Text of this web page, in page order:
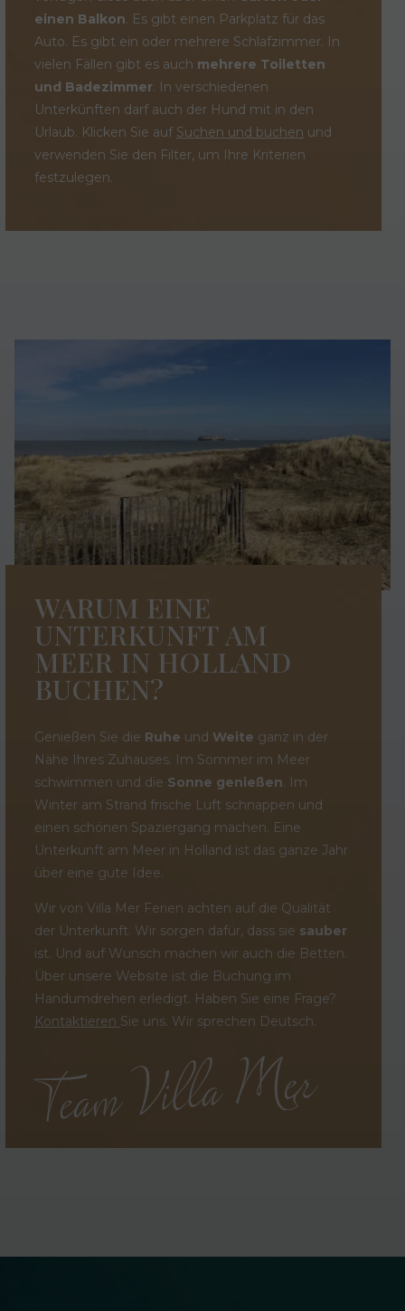
einen Balkon. Es gibt einen Parkplatz für das
Auto. Es gibt ein oder mehrere Schlafzimmer. In
vielen Fällen gibt es auch mehrere Toiletten
und Badezimmer. In verschiedenen
Unterkünften darf auch der Hund mit in den
Urlaub. Klicken Sie auf Suchen und buchen und
verwenden Sie den Filter, um Ihre Kriterien
festzulegen.
WARUM EINE
UNTERKUNFT AM
MEER IN HOLLAND
BUCHEN?
Genießen Sie die Ruhe und Weite ganz in der
Nähe Ihres Zuhauses. Im Sommer im Meer
schwimmen und die Sonne genießen. Im
Winter am Strand frische Luft schnappen und
einen schönen Spaziergang machen. Eine
Unterkunft am Meer in Holland ist das ganze Jahr
über eine gute Idee.
Wir von Villa Mer Ferien achten auf die Qualität
der Unterkunft. Wir sorgen dafür, dass sie sauber
ist. Und auf Wunsch machen wir auch die Betten.
Über unsere Website ist die Buchung im
Handumdrehen erledigt. Haben Sie eine Frage?
Kontaktieren Sie uns. Wir sprechen Deutsch.